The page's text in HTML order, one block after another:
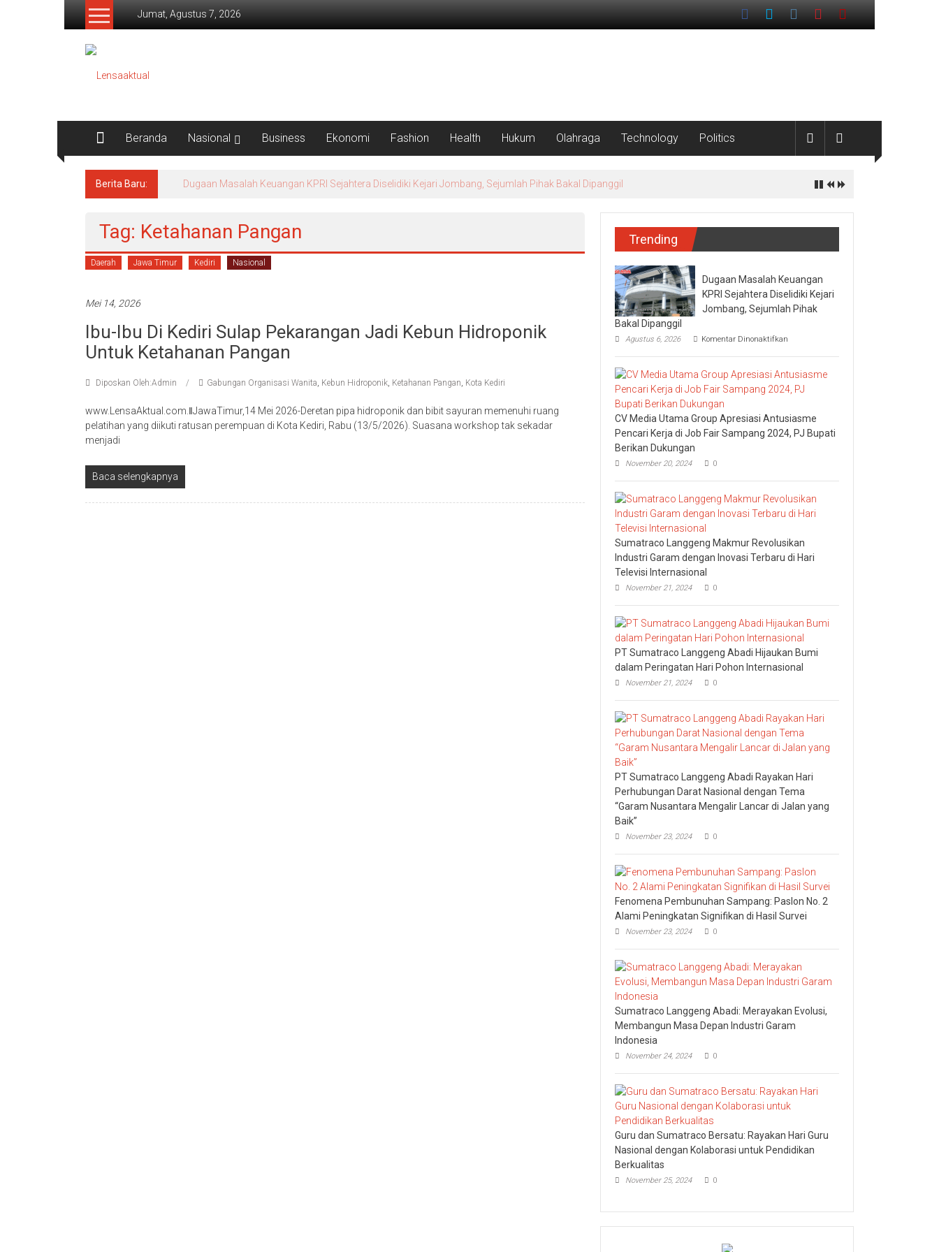
Lompat
Jumat, Agustus 7, 2026
Lensaaktual
Beranda Nasional Business Ekonomi Fashion Health Hukum Olahraga Technology Politics
Berita Baru: Program Kampung Nelayan Merah Putih Masuk Lamongan, Paciran & Brondong Jadi Pusat Ekonomi Pesisir
Tag: Ketahanan Pangan
Daerah Jawa Timur Kediri Nasional
Mei 14, 2026
Ibu-Ibu Di Kediri Sulap Pekarangan Jadi Kebun Hidroponik
Untuk Ketahanan Pangan
Diposkan Oleh:Admin Gabungan Organisasi Wanita, Kebun Hidroponik, Ketahanan Pangan, Kota Kediri
www.LensaAktual.com.ǁJawaTimur,14 Mei 2026-Deretan pipa hidroponik dan bibit sayuran memenuhi ruang
pelatihan yang diikuti ratusan perempuan di Kota Kediri, Rabu (13/5/2026). Suasana workshop tak sekadar
menjadi
Baca selengkapnya
Trending
Dugaan Masalah Keuangan
KPRI Sejahtera Diselidiki Kejari
Jombang, Sejumlah Pihak
Bakal Dipanggil
Agustus 6, 2026 Komentar Dinonaktifkan
Masalah
Keuangan
KPRI
Sejahtera
Kejari
Sejumlah
CV Media Utama Group Apresiasi Antusiasme
Pencari Kerja di Job Fair Sampang 2024, PJ Bupati
Berikan Dukungan
November 20, 2024 0
Sumatraco Langgeng Makmur Revolusikan
Industri Garam dengan Inovasi Terbaru di Hari
Televisi Internasional
November 21, 2024 0
PT Sumatraco Langgeng Abadi Hijaukan Bumi
dalam Peringatan Hari Pohon Internasional
November 21, 2024 0
PT Sumatraco Langgeng Abadi Rayakan Hari
Perhubungan Darat Nasional dengan Tema
“Garam Nusantara Mengalir Lancar di Jalan yang
Baik”
November 23, 2024 0
Fenomena Pembunuhan Sampang: Paslon No. 2
Alami Peningkatan Signifikan di Hasil Survei
November 23, 2024 0
Sumatraco Langgeng Abadi: Merayakan Evolusi,
Membangun Masa Depan Industri Garam
Indonesia
November 24, 2024 0
Guru dan Sumatraco Bersatu: Rayakan Hari Guru
Nasional dengan Kolaborasi untuk Pendidikan
Berkualitas
November 25, 2024 0